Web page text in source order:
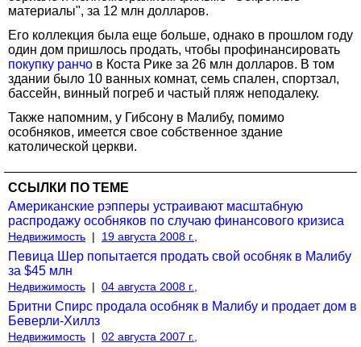
материалы", за 12 млн долларов.
Его коллекция была еще больше, однако в прошлом году
один дом пришлось продать, чтобы профинансировать
покупку ранчо в Коста Рике за 26 млн долларов. В том
здании было 10 ванных комнат, семь спален, спортзал,
бассейн, винный погреб и частый пляж неподалеку.
Также напомним, у Гибсону в Малибу, помимо
особняков, имеется свое собственное здание
католической церкви.
ССЫЛКИ ПО ТЕМЕ
Американские рэпперы устраивают масштабную
распродажу особняков по случаю финансового кризиса
Недвижимость | 19 августа 2008 г.,
Певица Шер попытается продать свой особняк в Малибу
за $45 млн
Недвижимость | 04 августа 2008 г.,
Бритни Спирс продала особняк в Малибу и продает дом в
Беверли-Хиллз
Недвижимость | 02 августа 2007 г.,